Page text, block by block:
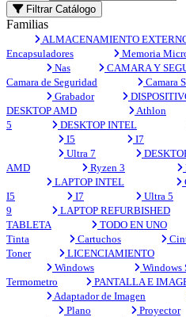
Filtrar Catálogo
Familias
ALMACENAMIENTO
Encapsuladores
Memoria
Nas
CAMARA Y
Camara de Seguridad
Camara
Grabador
DESKTOP AMD
Athlon
5
DESKTOP INTEL
I5
I7
Ultra 7
AMD
Ryzen 3
LAPTOP INTEL
I5
I7 Ultra 5
9
LAPTOP REFURBISHED
TABLETA
TODO EN UNO
Tinta
Cartuchos
Toner
LICENCIAMIENTO
Windows
Windows
Termometro
PANTALLA E
Adaptador de Imagen
Plano
Proyector